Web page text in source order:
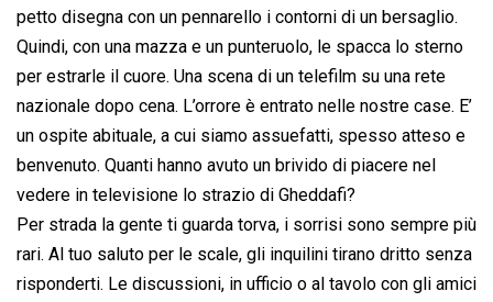
b
o
o
k
s
A
p
p
e
d
I
n
a
d
s
l
L
i
n
k
t
petto disegna con un pennarello i contorni di un bersaglio.
Quindi, con una mazza e un punteruolo, le spacca lo sterno
per estrarle il cuore. Una scena di un telefilm su una rete
nazionale dopo cena. L’orrore è entrato nelle nostre case. E’
un ospite abituale, a cui siamo assuefatti, spesso atteso e
benvenuto. Quanti hanno avuto un brivido di piacere nel
vedere in televisione lo strazio di Gheddafi?
Per strada la gente ti guarda torva, i sorrisi sono sempre più
rari. Al tuo saluto per le scale, gli inquilini tirano dritto senza
risponderti. Le discussioni, in ufficio o al tavolo con gli amici